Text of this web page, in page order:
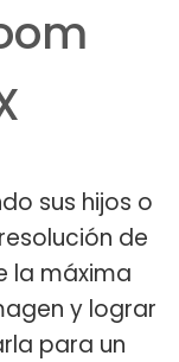
sus hijos o
de
la máxima
y lograr
para un